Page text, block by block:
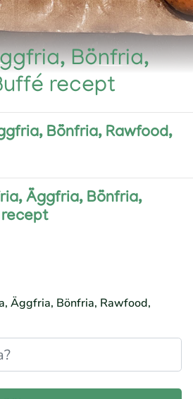
Bönfria,
recept
Bönfria, Rawfood,
Äggfria, Bönfria,
Äggfria, Bönfria, Rawfood,